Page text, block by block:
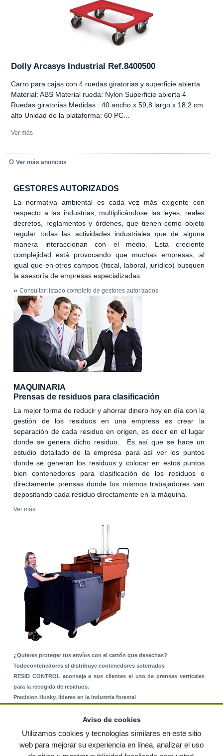
Dolly Arcasys Industrial Ref.8400500
Carro para cajas con 4 ruedas giratorias y superficie abierta
Material: ABS Material rueda: Nylon Superficie abierta 4
Ruedas giratorias Medidas : 40 ancho x 59,8 largo x 18,2 cm
alto Unidad de la plataforma: 60 PC...
Ver más
Ver más anuncios
GESTORES AUTORIZADOS
La normativa ambiental es cada vez más exigente con
respecto a las industrias, multiplicándose las leyes, reales
decretos, reglamentos y órdenes, que tienen como objeto
regular todas las actividades industriales que de alguna
manera interaccionan con el medio. Esta creciente
complejidad está provocando que muchas empresas, al
igual que en otros campos (fiscal, laboral, jurídico) busquen
la asesoría de empresas especializadas.
» Consultar listado completo de gestores autorizados
MAQUINARIA
Prensas de residuos para clasificación
La mejor forma de reducir y ahorrar dinero hoy en día con la
gestión de los residuos en una empresa es crear la
separación de cada residuo en origen, es decir en el lugar
donde se genera dicho residuo. Es así que se hace un
estudio detallado de la empresa para así ver los puntos
donde se generan los residuos y colocar en estos puntos
bien contenedores para clasificación de los residuos o
directamente prensas donde los mismos trabajadores van
depositando cada residuo directamente en la máquina.
Ver más
¿Quieres proteger tus envíos con el cartón que desechas?
Todocontenedores sl distribuye contenedores soterrados
RESID CONTROL aconseja a sus clientes el uso de prensas verticales
para la recogida de residuos.
Precision Husky, líderes en la industria forestal
Aviso de cookies
Utilizamos cookies y tecnologías similares en este sitio
web para mejorar su experiencia en línea, analizar el uso